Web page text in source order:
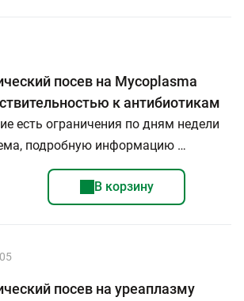
посев на Mycoplasma
к антибиотикам
есть ограничения по дням недели
подробную информацию …
В корзину
посев на уреаплазму